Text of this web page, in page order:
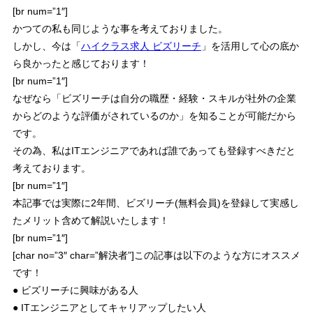
[br num=”1″]
かつての私も同じような事を考えておりました。
しかし、今は 「ハイクラス求人 ビズリーチ 」を活用して心の底か
ら良かったと感じております！
[br num=”1″]
なぜなら「ビズリーチは自分の職歴・経験・スキルが社外の企業
からどのような評価がされているのか」を知ることが可能だから
です。
その為、 私はITエンジニアであれば誰であっても登録すべき だと
考えております。
[br num=”1″]
本記事では実際に2年間、
ビズリーチ(無料会員)を登録して実感し
たメリット含めて解説いたします！
[br num=”1″]
[char no=”3″ char=”解決者”]この記事は以下のような方にオススメ
です！
● ビズリーチに興味がある人
● ITエンジニアとしてキャリアップしたい人